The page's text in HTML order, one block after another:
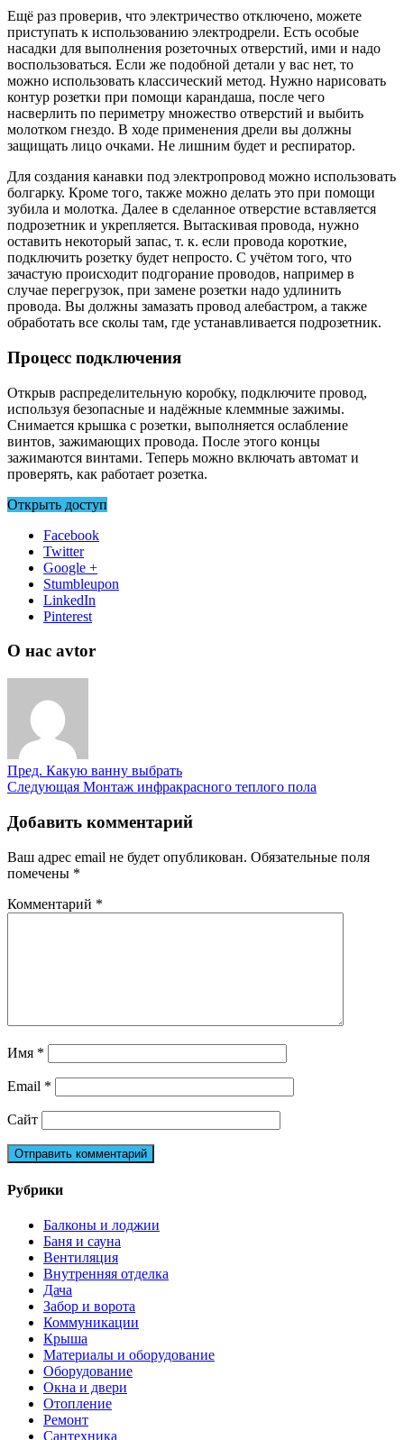
Ещё раз проверив, что электричество отключено, можете
приступать к использованию электродрели. Есть особые
насадки для выполнения розеточных отверстий, ими и надо
воспользоваться. Если же подобной детали у вас нет, то
можно использовать классический метод. Нужно нарисовать
контур розетки при помощи карандаша, после чего
насверлить по периметру множество отверстий и выбить
молотком гнездо. В ходе применения дрели вы должны
защищать лицо очками. Не лишним будет и респиратор.
Для создания канавки под электропровод можно использовать
болгарку. Кроме того, также можно делать это при помощи
зубила и молотка. Далее в сделанное отверстие вставляется
подрозетник и укрепляется. Вытаскивая провода, нужно
оставить некоторый запас, т. к. если провода короткие,
подключить розетку будет непросто. С учётом того, что
зачастую происходит подгорание проводов, например в
случае перегрузок, при замене розетки надо удлинить
провода. Вы должны замазать провод алебастром, а также
обработать все сколы там, где устанавливается подрозетник.
Процесс подключения
Открыв распределительную коробку, подключите провод,
используя безопасные и надёжные клеммные зажимы.
Снимается крышка с розетки, выполняется ослабление
винтов, зажимающих провода. После этого концы
зажимаются винтами. Теперь можно включать автомат и
проверять, как работает розетка.
Открыть доступ
Facebook
Twitter
Google +
Stumbleupon
LinkedIn
Pinterest
О нас avtor
Пред. Какую ванну выбрать
Следующая Монтаж инфракрасного теплого пола
Добавить комментарий
Ваш адрес email не будет опубликован. Обязательные поля
помечены *
Комментарий *
Имя *
Email *
Сайт
Рубрики
Балконы и лоджии
Баня и сауна
Вентиляция
Внутренняя отделка
Дача
Забор и ворота
Коммуникации
Крыша
Материалы и оборудование
Оборудование
Окна и двери
Отопление
Ремонт
Сантехника